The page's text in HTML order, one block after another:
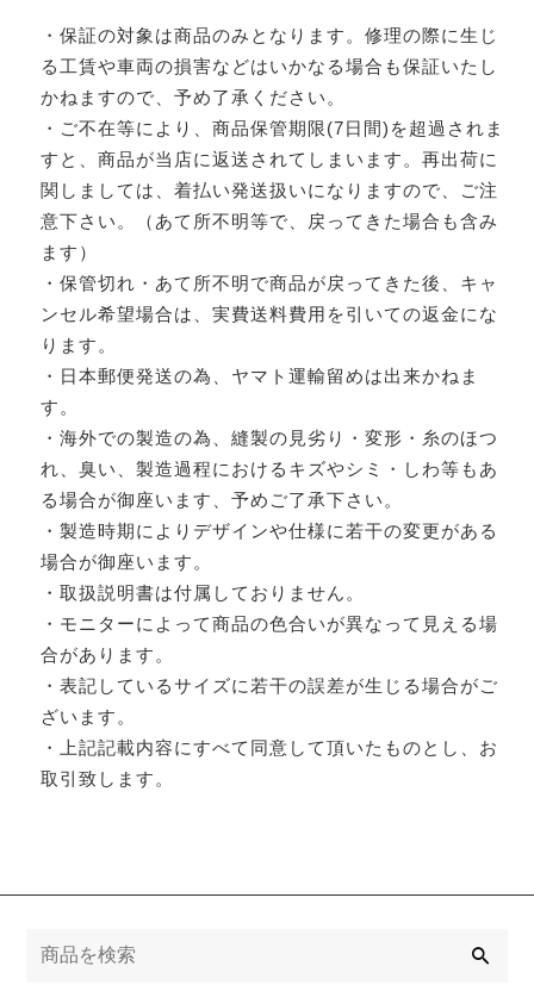
・保証の対象は商品のみとなります。修理の際に生じ
る工賃や車両の損害などはいかなる場合も保証いたし
かねますので、予め了承ください。
・ご不在等により、商品保管期限(7日間)を超過されま
すと、商品が当店に返送されてしまいます。再出荷に
関しましては、着払い発送扱いになりますので、ご注
意下さい。（あて所不明等で、戻ってきた場合も含み
ます）
・保管切れ・あて所不明で商品が戻ってきた後、キャ
ンセル希望場合は、実費送料費用を引いての返金にな
ります。
・日本郵便発送の為、ヤマト運輸留めは出来かねま
す。
・海外での製造の為、縫製の見劣り・変形・糸のほつ
れ、臭い、製造過程におけるキズやシミ・しわ等もあ
る場合が御座います、予めご了承下さい。
・製造時期によりデザインや仕様に若干の変更がある
場合が御座います。
・取扱説明書は付属しておりません。
・モニターによって商品の色合いが異なって見える場
合があります。
・表記しているサイズに若干の誤差が生じる場合がご
ざいます。
・上記記載内容にすべて同意して頂いたものとし、お
取引致します。